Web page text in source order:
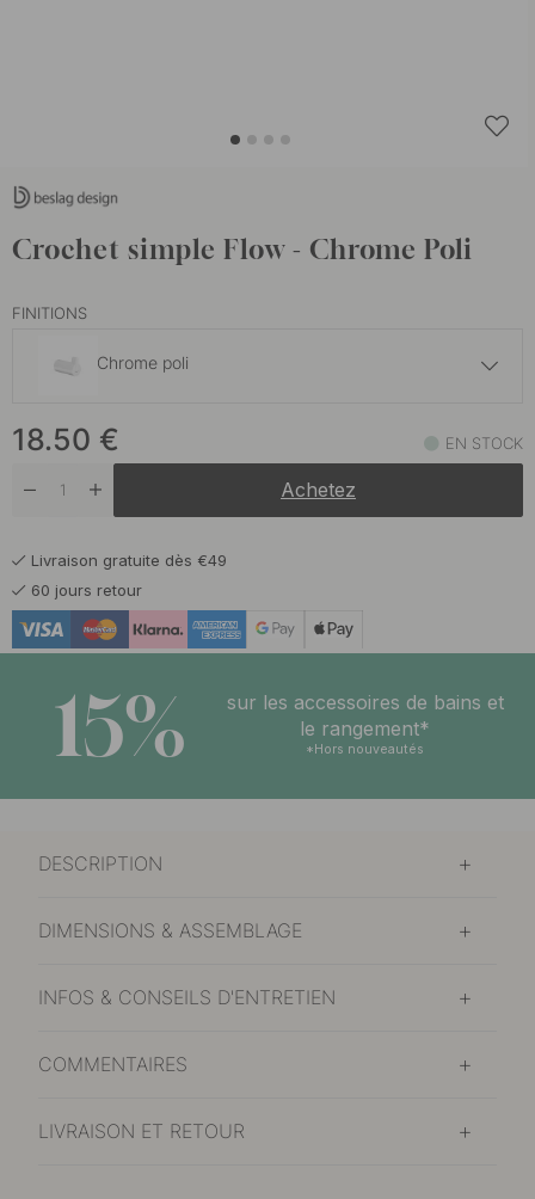
Crochet simple Flow - Chrome Poli
FINITIONS
Chrome poli
Laiton bruni En stock
En stock
Noir mat
18.50 € EN STOCK
Achetez
Livraison gratuite dès €49
60 jours retour
15%
sur les accessoires de bains et
le rangement*
*Hors nouveautés
DESCRIPTION
DIMENSIONS & ASSEMBLAGE
INFOS & CONSEILS D'ENTRETIEN
COMMENTAIRES
LIVRAISON ET RETOUR